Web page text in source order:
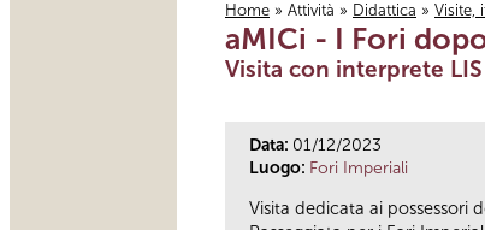
Tu sei qui
Home » Attività » Didattica » Visite,
aMICi - I Fori
Visita con interprete LIS
Data: 01/12/2023
Luogo: Fori Imperiali
Visita dedicata ai possessori